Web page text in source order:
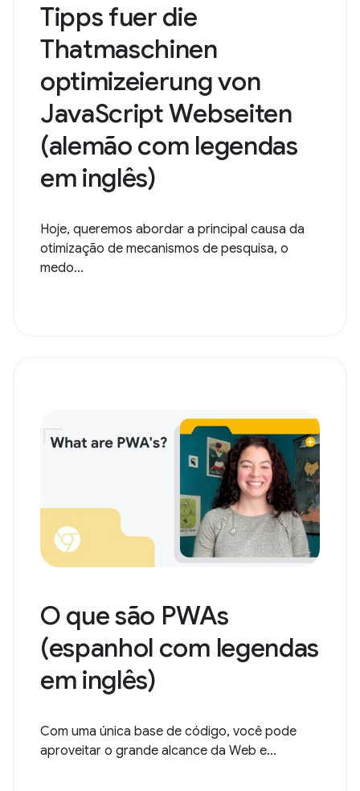
Tipps fuer die
Thatmaschinen
optimizeierung von
JavaScript Webseiten
(alemão com legendas
em inglês)
Hoje, queremos abordar a principal causa da
otimização de mecanismos de pesquisa, o
medo...
O que são PWAs
(espanhol com legendas
em inglês)
Com uma única base de código, você pode
aproveitar o grande alcance da Web e...